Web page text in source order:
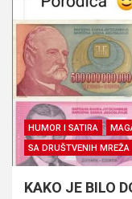
HUMOR I SATIRA
SA DRUŠTVENIH MREŽA
KAKO JE BILO